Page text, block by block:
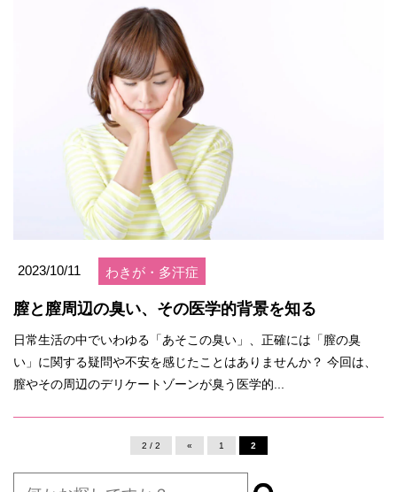
2023/10/11 わきが・多汗症
膣と膣周辺の臭い、その医学的背景を知る
日常生活の中でいわゆる「あそこの臭い」、正確には「膣の臭
い」に関する疑問や不安を感じたことはありませんか？ 今回は、
膣やその周辺のデリケートゾーンが臭う医学的...
2 / 2 « 1 2